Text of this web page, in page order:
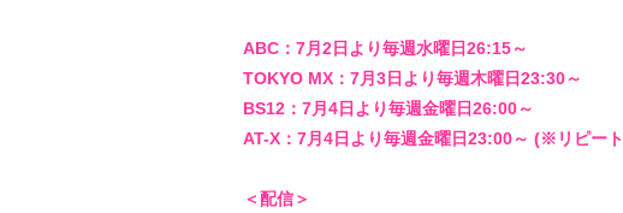
ABC：7月2日より毎週水曜日26:15～
TOKYO MX：7月3日より毎週木曜日23:30～
BS12：7月4日より毎週金曜日26:00～
AT-X：7月4日より毎週金曜日23:00～ (※リピー
＜配信＞